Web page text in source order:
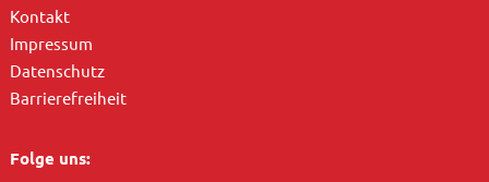
Kontakt
Impressum
Datenschutz
Barrierefreiheit
Folge uns: